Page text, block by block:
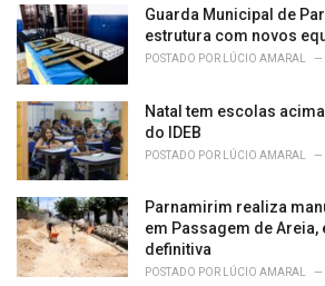
i
e
s
:
Guarda Municipal de
estrutura com novos
POSTADO POR LÚCIO AMARAL
Natal tem escolas
do IDEB
POSTADO POR LÚCIO AMARAL
Parnamirim realiza
em Passagem de
definitiva
POSTADO POR LÚCIO AMARAL